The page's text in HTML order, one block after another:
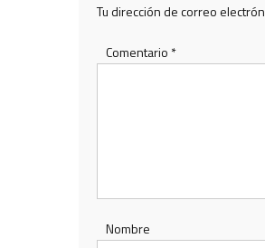
Tu dirección de correo
Comentario *
Nombre